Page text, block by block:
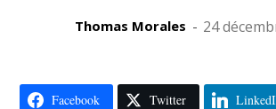
Thomas Morales - 24
Facebook Twitter